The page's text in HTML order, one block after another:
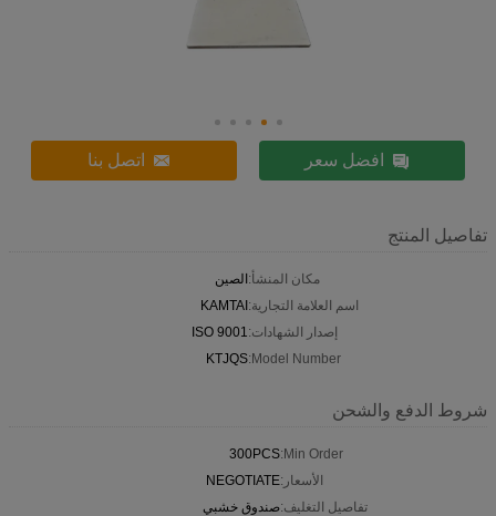
افضل سعر اتصل بنا
تفاصيل المنتج
مكان المنشأ:الصين
اسم العلامة التجارية:KAMTAI
إصدار الشهادات:ISO 9001
Model Number:
KTJQS
شروط الدفع والشحن
Min Order:
300PCS
الأسعار:NEGOTIATE
تفاصيل التغليف:صندوق خشبي